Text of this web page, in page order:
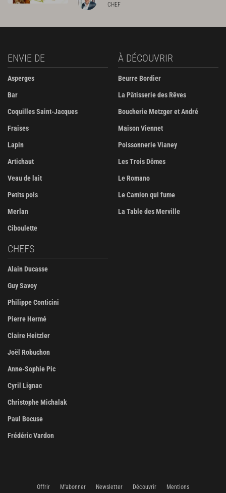
CHEF
ENVIE DE
Asperges
Bar
Coquilles Saint-Jacques
Fraises
Lapin
Artichaut
Veau de lait
Petits pois
Merlan
Ciboulette
À DÉCOUVRIR
Beurre Bordier
La Pâtisserie des Rêves
Boucherie Metzger et André
Maison Viennet
Poissonnerie Vianey
Les Trois Dômes
Le Romano
Le Camion qui fume
La Table des Merville
CHEFS
Alain Ducasse
Guy Savoy
Philippe Conticini
Pierre Hermé
Claire Heitzler
Joël Robuchon
Anne-Sophie Pic
Cyril Lignac
Christophe Michalak
Paul Bocuse
Frédéric Vardon
Offrir M'abonner Newsletter Découvrir Mentions